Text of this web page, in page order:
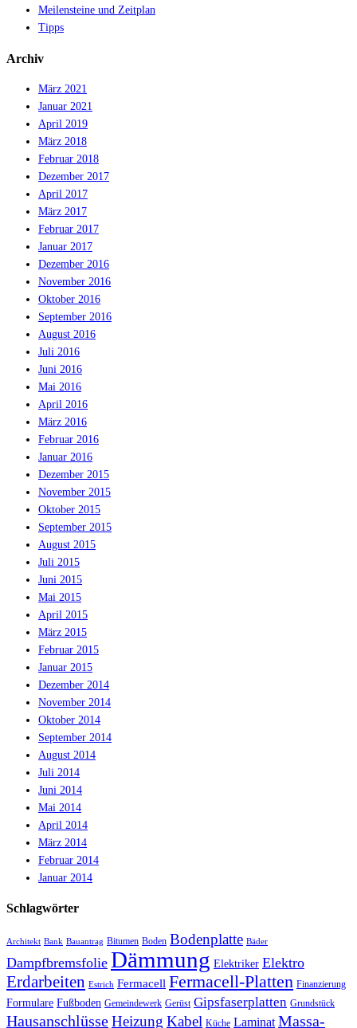
Meilensteine und Zeitplan
Tipps
Archiv
März 2021
Januar 2021
April 2019
März 2018
Februar 2018
Dezember 2017
April 2017
März 2017
Februar 2017
Januar 2017
Dezember 2016
November 2016
Oktober 2016
September 2016
August 2016
Juli 2016
Juni 2016
Mai 2016
April 2016
März 2016
Februar 2016
Januar 2016
Dezember 2015
November 2015
Oktober 2015
September 2015
August 2015
Juli 2015
Juni 2015
Mai 2015
April 2015
März 2015
Februar 2015
Januar 2015
Dezember 2014
November 2014
Oktober 2014
September 2014
August 2014
Juli 2014
Juni 2014
Mai 2014
April 2014
März 2014
Februar 2014
Januar 2014
Schlagwörter
Architekt Bank Bauantrag Bitumen Boden Bodenplatte Bäder
Dampfbremsfolie Dämmung Elektriker Elektro
Erdarbeiten Estrich Fermacell Fermacell-Platten Finanzierung
Formulare Fußboden Gemeindewerk Gerüst Gipsfaserplatten Grundstück
HausanschlüsseHeizung Kabel Küche Laminat Massa-